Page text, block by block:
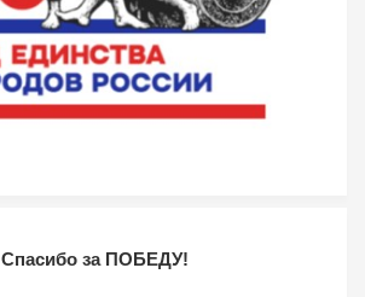
Спасибо за ПОБЕДУ!